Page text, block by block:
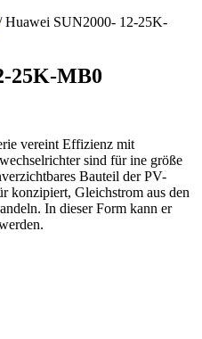
SUN2000- 12-25K-
25K-MB0
vereint Effizienz mit
sind für ine größe
Bauteil der PV-
konzipiert, Gleichstrom aus den
In dieser Form kann er